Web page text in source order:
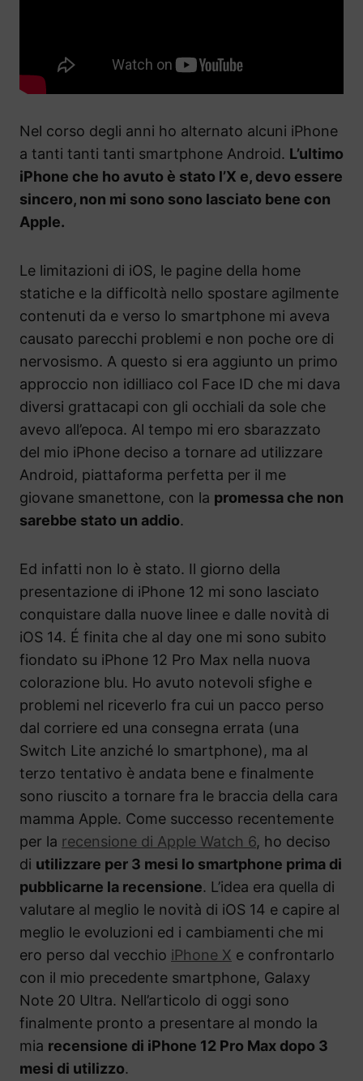
Nel corso degli anni ho alternato alcuni iPhone
a tanti tanti tanti smartphone Android. L’ultimo
iPhone che ho avuto è stato l’X e, devo essere
sincero, non mi sono sono lasciato bene con
Apple.
Le limitazioni di iOS, le pagine della home
statiche e la difficoltà nello spostare agilmente
contenuti da e verso lo smartphone mi aveva
causato parecchi problemi e non poche ore di
nervosismo. A questo si era aggiunto un primo
approccio non idilliaco col Face ID che mi dava
diversi grattacapi con gli occhiali da sole che
avevo all’epoca. Al tempo mi ero sbarazzato
del mio iPhone deciso a tornare ad utilizzare
Android, piattaforma perfetta per il me
giovane smanettone, con la promessa che non
sarebbe stato un addio.
Ed infatti non lo è stato. Il giorno della
presentazione di iPhone 12 mi sono lasciato
conquistare dalla nuove linee e dalle novità di
iOS 14. É finita che al day one mi sono subito
fiondato su iPhone 12 Pro Max nella nuova
colorazione blu. Ho avuto notevoli sfighe e
problemi nel riceverlo fra cui un pacco perso
dal corriere ed una consegna errata (una
Switch Lite anziché lo smartphone), ma al
terzo tentativo è andata bene e finalmente
sono riuscito a tornare fra le braccia della cara
mamma Apple. Come successo recentemente
per la recensione di Apple Watch 6, ho deciso
di utilizzare per 3 mesi lo smartphone prima di
pubblicarne la recensione. L’idea era quella di
valutare al meglio le novità di iOS 14 e capire al
meglio le evoluzioni ed i cambiamenti che mi
ero perso dal vecchio iPhone X e confrontarlo
con il mio precedente smartphone, Galaxy
Note 20 Ultra. Nell’articolo di oggi sono
finalmente pronto a presentare al mondo la
mia recensione di iPhone 12 Pro Max dopo 3
mesi di utilizzo.